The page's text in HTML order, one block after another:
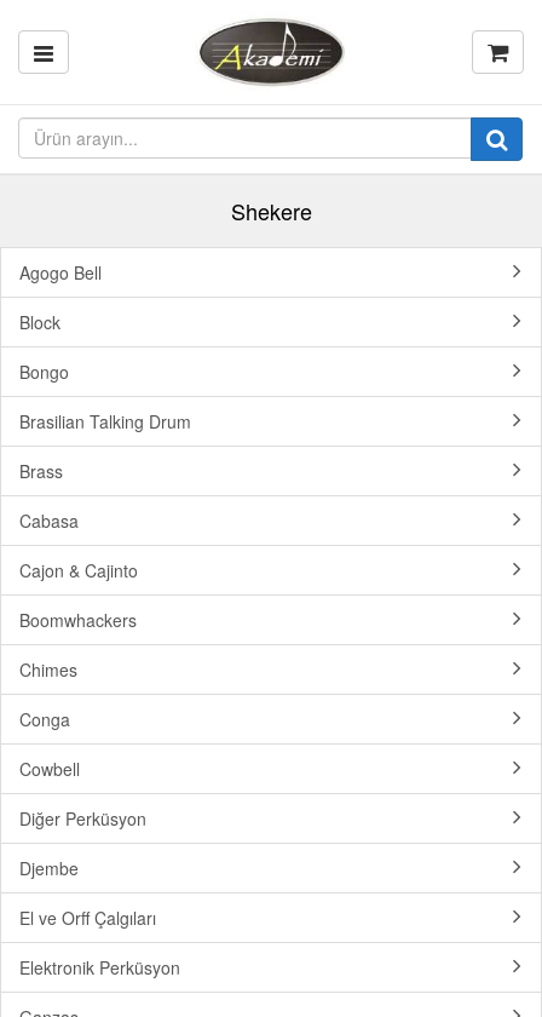
Shekere
Agogo Bell
Block
Bongo
Brasilian Talking Drum
Brass
Cabasa
Cajon & Cajinto
Boomwhackers
Chimes
Conga
Cowbell
Diğer Perküsyon
Djembe
El ve Orff Çalgıları
Elektronik Perküsyon